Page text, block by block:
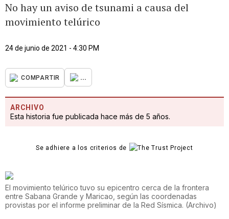
No hay un aviso de tsunami a causa del
movimiento telúrico
24 de junio de 2021 - 4:30 PM
COMPARTIR ...
ARCHIVO
Esta historia fue publicada hace más de 5 años.
Se adhiere a los criterios de
El movimiento telúrico tuvo su epicentro cerca de la frontera
entre Sabana Grande y Maricao, según las coordenadas
provistas por el informe preliminar de la Red Sísmica. (Archivo)